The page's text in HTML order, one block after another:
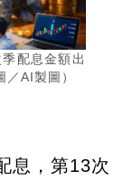
配息金額出
AI製圖）
息，第13次